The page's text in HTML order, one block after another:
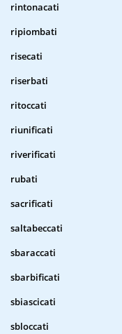
rintonacati
ripiombati
risecati
riserbati
ritoccati
riunificati
riverificati
rubati
sacrificati
saltabeccati
sbaraccati
sbarbificati
sbiascicati
sbloccati